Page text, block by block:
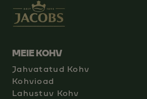
MEIE KOHV
Jahvatatud Kohv
Kohvioad
Lahustuv Kohv